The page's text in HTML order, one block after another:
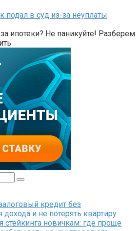
подал в суд из-за неуплаты
ипотеки? Не паникуйте! Разберем
кредит без
и не потерять квартиру
стейкинга новичкам: где проще